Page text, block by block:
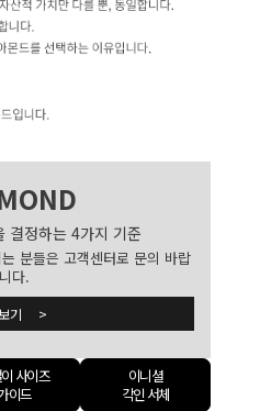
결정하는 4가지 기준
분들은 고객센터로 문의 바랍
니다.
기 >
사이즈
이드
이니셜
각인 서체